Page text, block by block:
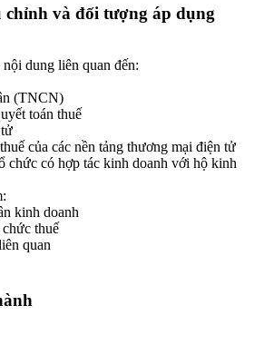
chỉnh và đối tượng áp dụng
dung liên quan đến:
(TNCN)
toán thuế
của các nền tảng thương mại điện tử
chức có hợp tác kinh doanh với hộ kinh
kinh doanh
thuế
quan